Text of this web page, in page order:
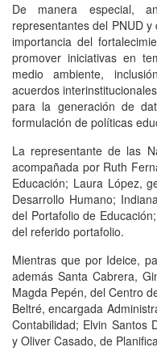
De manera especial,
representantes del PNUD
importancia del
promover iniciativas en
medio ambiente,
acuerdos
para la generación de
formulación de políticas
La representante de las
acompañada por Ruth
Educación; Laura López,
Desarrollo Humano;
del Portafolio de
del referido portafolio.
Mientras que por Ideice,
además Santa Cabrera,
Magda Pepén, del Centro
Beltré, encargada
Contabilidad; Elvin Santos
y Oliver Casado, de